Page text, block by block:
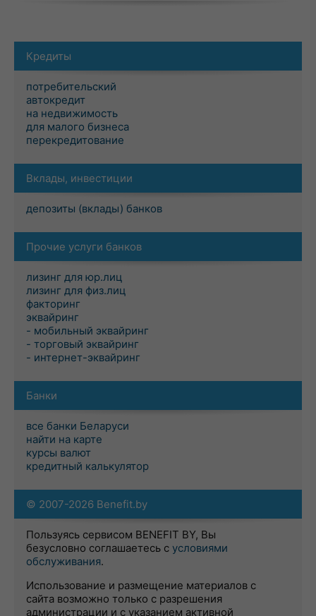
Кредиты
потребительский
автокредит
на недвижимость
для малого бизнеса
перекредитование
Вклады, инвестиции
депозиты (вклады) банков
Прочие услуги банков
лизинг для юр.лиц
лизинг для физ.лиц
факторинг
эквайринг
- мобильный эквайринг
- торговый эквайринг
- интернет-эквайринг
Банки
все банки Беларуси
найти на карте
курсы валют
кредитный калькулятор
© 2007-2026 Benefit.by
Пользуясь сервисом BENEFIT BY, Вы
безусловно соглашаетесь с условиями
обслуживания.
Использование и размещение материалов с
сайта возможно только с разрешения
администрации и с указанием активной